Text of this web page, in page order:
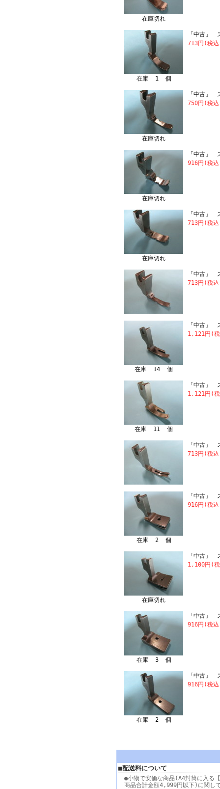
在庫切れ
在庫 1 個
「中古」
713円(税
在庫切れ
「中古」
750円(税
在庫切れ
「中古」
916円(税
在庫切れ
「中古」
713円(税
「中古」
713円(税
在庫 14 個
「中古」
1,121円(
在庫 11 個
「中古」
1,121円(
「中古」
713円(税
在庫 2 個
「中古」
916円(税
在庫切れ
「中古」
1,100円(
在庫 3 個
「中古」
916円(税
在庫 2 個
「中古」
916円(税
■配送料について
●小物で安価な商品(A4封筒に入る
商品合計金額4,999円以下)に関し